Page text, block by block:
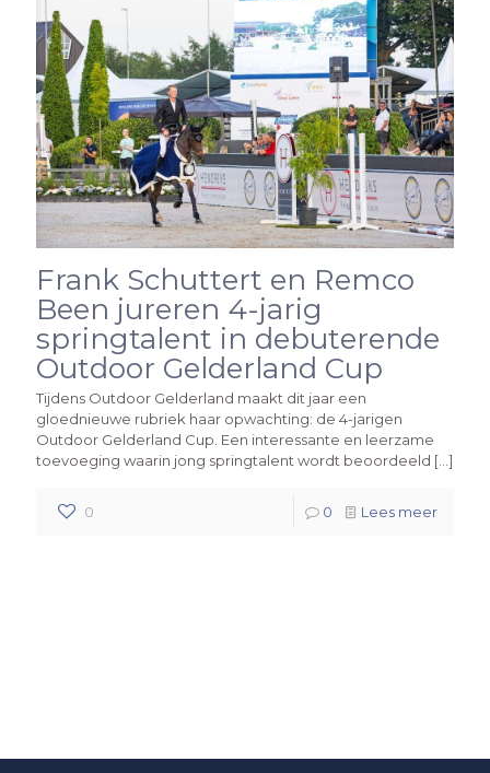
Frank Schuttert en Remco
Been jureren 4-jarig
springtalent in debuterende
Outdoor Gelderland Cup
Tijdens Outdoor Gelderland maakt dit jaar een
gloednieuwe rubriek haar opwachting: de 4-jarigen
Outdoor Gelderland Cup. Een interessante en leerzame
toevoeging waarin jong springtalent wordt beoordeeld […]
0 0 Lees meer